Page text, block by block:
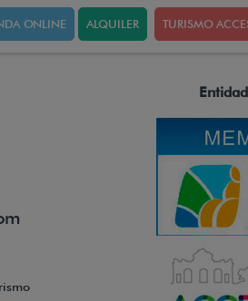
ONLINE ALQUILER TURISMO